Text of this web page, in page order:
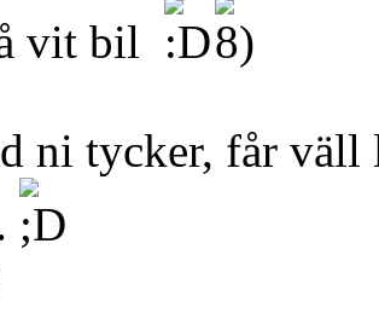
vit bil
ni tycker, får väll